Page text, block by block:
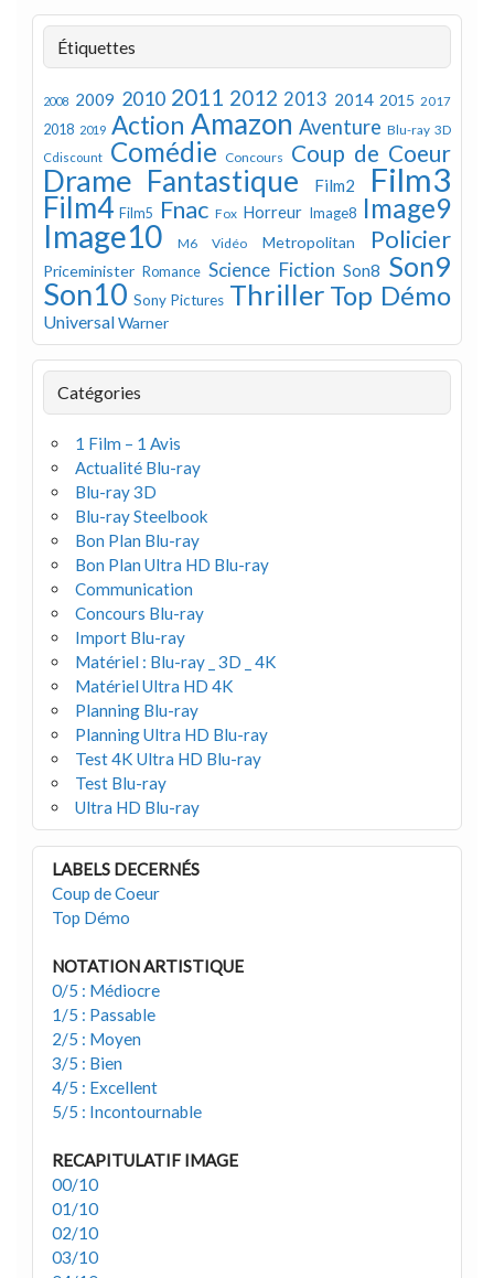
Étiquettes
2008 2009 2010 2011 2012 2013 2014 2015 2017
2018 2019 Action Amazon Aventure Blu-ray 3D
Cdiscount Comédie Concours Coup de Coeur
Drame Fantastique Film2 Film3
Film4 Film5 Fnac Fox Horreur Image8 Image9
Image10 M6 Vidéo Metropolitan Policier
Priceminister Romance Science Fiction Son8 Son9
Son10 Sony Pictures Thriller Top Démo
UniversalWarner
Catégories
1 Film – 1 Avis
Actualité Blu-ray
Blu-ray 3D
Blu-ray Steelbook
Bon Plan Blu-ray
Bon Plan Ultra HD Blu-ray
Communication
Concours Blu-ray
Import Blu-ray
Matériel : Blu-ray _ 3D _ 4K
Matériel Ultra HD 4K
Planning Blu-ray
Planning Ultra HD Blu-ray
Test 4K Ultra HD Blu-ray
Test Blu-ray
Ultra HD Blu-ray
LABELS DECERNÉS
Coup de Coeur
Top Démo
NOTATION ARTISTIQUE
0/5 : Médiocre
1/5 : Passable
2/5 : Moyen
3/5 : Bien
4/5 : Excellent
5/5 : Incontournable
RECAPITULATIF IMAGE
00/10
01/10
02/10
03/10